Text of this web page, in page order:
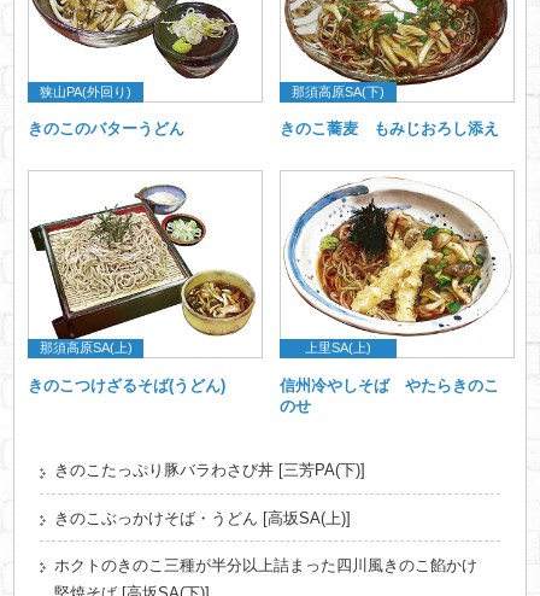
狭山PA(外回り)
きのこのバターうどん
那須高原SA(下)
きのこ蕎麦 もみじおろし添え
那須高原SA(上)
きのこつけざるそば(うどん)
上里SA(上)
信州冷やしそば やたらきのこ
のせ
きのこたっぷり豚バラわさび丼 [三芳PA(下)]
きのこぶっかけそば・うどん [高坂SA(上)]
ホクトのきのこ三種が半分以上詰まった四川風きのこ餡かけ